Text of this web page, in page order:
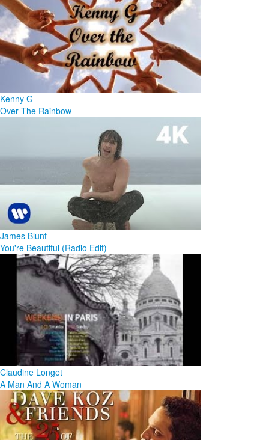
Kenny G
Over The Rainbow
James Blunt
You're Beautiful (Radio Edit)
Claudine Longet
A Man And A Woman